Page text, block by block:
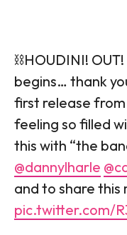
⛓️HOUDINI! OUT!
begins… thank
first release from
feeling so filled
this with “the
@dannylharle
and to share
pic.twitter.com/